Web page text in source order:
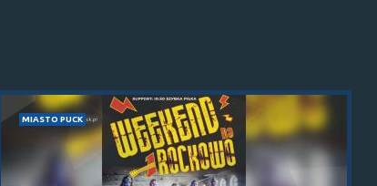
MIASTO PUCK